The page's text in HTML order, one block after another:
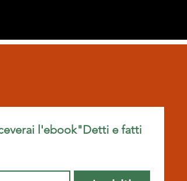
l'ebook"Detti e fatti